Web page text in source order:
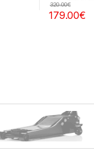
179.00€
320.00€